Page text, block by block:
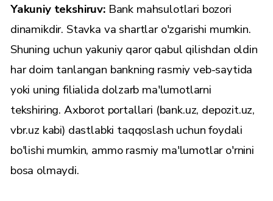
Yakuniy tekshiruv: Bank mahsulotlari bozori
dinamikdir. Stavka va shartlar o'zgarishi mumkin.
Shuning uchun yakuniy qaror qabul qilishdan oldin
har doim tanlangan bankning rasmiy veb-saytida
yoki uning filialida dolzarb ma'lumotlarni
tekshiring. Axborot portallari (bank.uz, depozit.uz,
vbr.uz kabi) dastlabki taqqoslash uchun foydali
bo'lishi mumkin, ammo rasmiy ma'lumotlar o'rnini
bosa olmaydi.